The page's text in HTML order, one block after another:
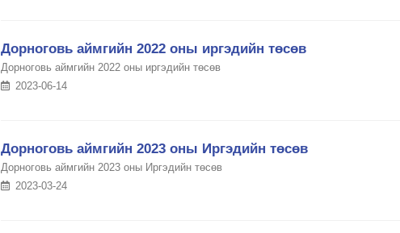
Дорноговь аймгийн 2022 оны иргэдийн төсөв
Дорноговь аймгийн 2022 оны иргэдийн төсөв
2023-06-14
Дорноговь аймгийн 2023 оны Иргэдийн төсөв
Дорноговь аймгийн 2023 оны Иргэдийн төсөв
2023-03-24